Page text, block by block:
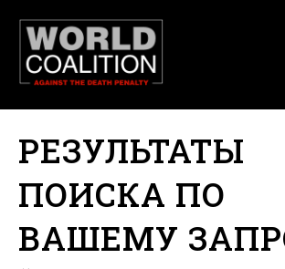
РЕЗУЛЬТАТЫ
ПОИСКА ПО
ВАШЕМУ